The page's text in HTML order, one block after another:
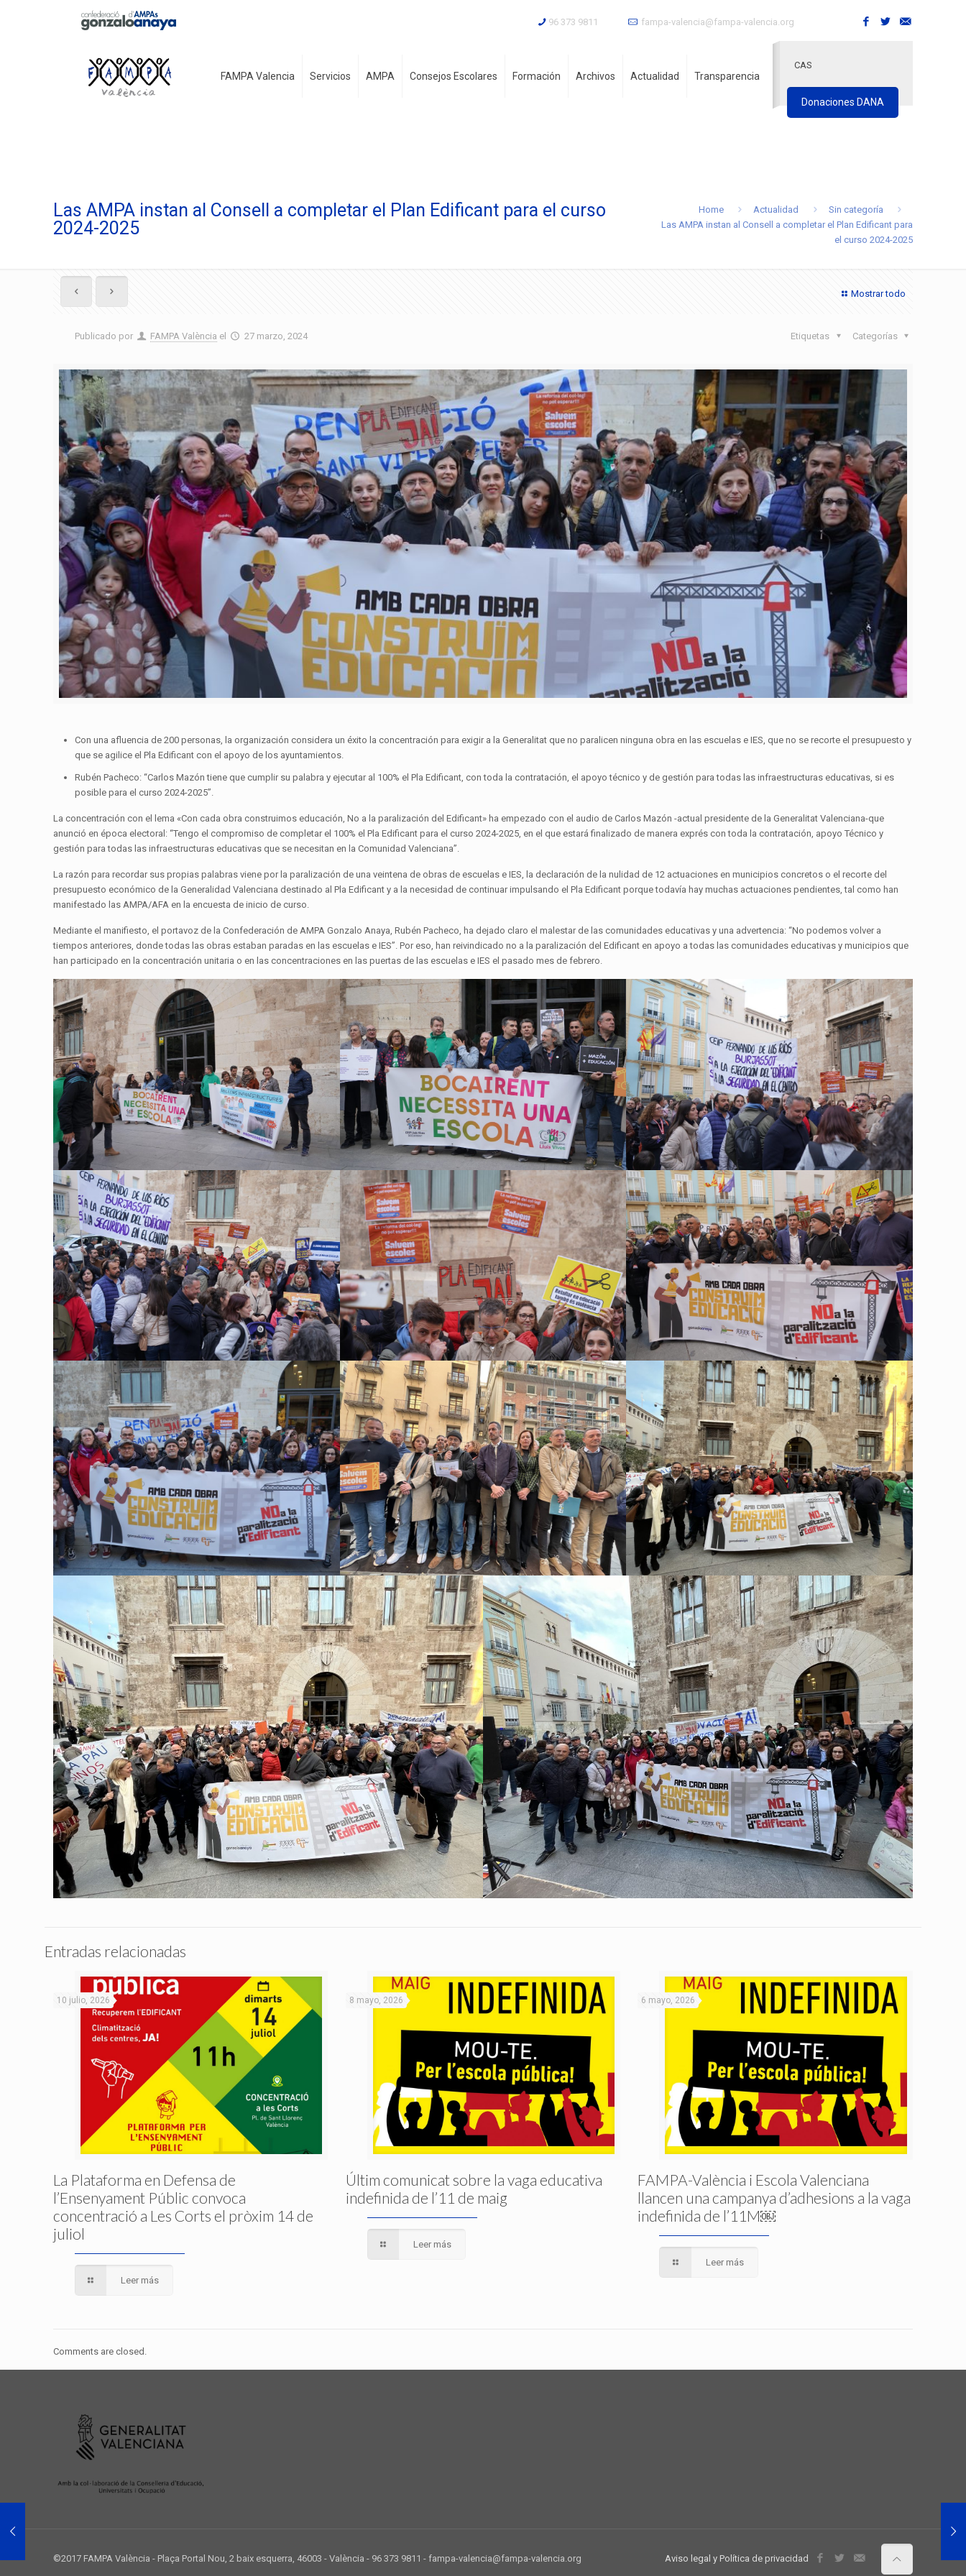
96 373 9811 fampa-valencia@fampa-valencia.org
FAMPA Valencia Servicios AMPA Consejos Escolares Formación Archivos Actualidad Transparencia
CAS
Donaciones DANA
Las AMPA instan al Consell a completar el Plan Edificant para el curso
2024-2025
Home Actualidad
Sin categoría
Las AMPA instan al Consell a completar el Plan Edificant para
el curso 2024-2025
Mostrar todo
Publicado por FAMPA València el 27 marzo, 2024 Categorías
Etiquetas
Con una afluencia de 200 personas, la organización considera un éxito la concentración para exigir a la Generalitat que no paralicen ninguna obra en las escuelas e IES, que no se recorte el presupuesto y
que se agilice el Pla Edificant con el apoyo de los ayuntamientos.
Rubén Pacheco: “Carlos Mazón tiene que cumplir su palabra y ejecutar al 100% el Pla Edificant, con toda la contratación, el apoyo técnico y de gestión para todas las infraestructuras educativas, si es
posible para el curso 2024-2025”.
La concentración con el lema «Con cada obra construimos educación, No a la paralización del Edificant» ha empezado con el audio de Carlos Mazón -actual presidente de la Generalitat Valenciana-que
anunció en época electoral: “Tengo el compromiso de completar el 100% el Pla Edificant para el curso 2024-2025, en el que estará finalizado de manera exprés con toda la contratación, apoyo Técnico y
gestión para todas las infraestructuras educativas que se necesitan en la Comunidad Valenciana”.
La razón para recordar sus propias palabras viene por la paralización de una veintena de obras de escuelas e IES, la declaración de la nulidad de 12 actuaciones en municipios concretos o el recorte del
presupuesto económico de la Generalidad Valenciana destinado al Pla Edificant y a la necesidad de continuar impulsando el Pla Edificant porque todavía hay muchas actuaciones pendientes, tal como han
manifestado las AMPA/AFA en la encuesta de inicio de curso.
Mediante el manifiesto, el portavoz de la Confederación de AMPA Gonzalo Anaya, Rubén Pacheco, ha dejado claro el malestar de las comunidades educativas y una advertencia: “No podemos volver a
tiempos anteriores, donde todas las obras estaban paradas en las escuelas e IES”. Por eso, han reivindicado no a la paralización del Edificant en apoyo a todas las comunidades educativas y municipios que
han participado en la concentración unitaria o en las concentraciones en las puertas de las escuelas e IES el pasado mes de febrero.
Entradas relacionadas
10 julio, 2026
La Plataforma en Defensa de
l’Ensenyament Públic convoca
concentració a Les Corts el pròxim 14 de
juliol
Leer más
8 mayo, 2026
Últim comunicat sobre la vaga educativa
indefinida de l’11 de maig
Leer más
6 mayo, 2026
FAMPA-València i Escola Valenciana
llancen una campanya d’adhesions a la vaga
indefinida de l’11M￼
Leer más
Comments are closed.
©2017 FAMPA València - Plaça Portal Nou, 2 baix esquerra, 46003 - València - 96 373 9811 - fampa-valencia@fampa-valencia.org Aviso legal y Política de privacidad